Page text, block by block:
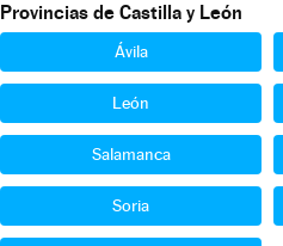
Provincias de Castilla y León
Ávila
León
Salamanca
Soria